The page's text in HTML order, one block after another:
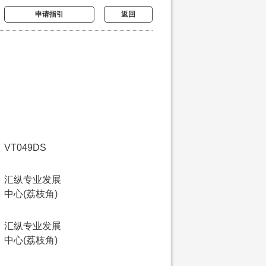
申请指引 返回
VT049DS
汇纵专业发展
中心(荔枝角)
汇纵专业发展
中心(荔枝角)